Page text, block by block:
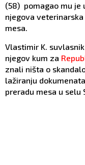
(58) pomagao mu je
njegova
mesa.
Vlastimir K.
njegov kum za
znali ništa o
lažiranju
preradu mesa u selu